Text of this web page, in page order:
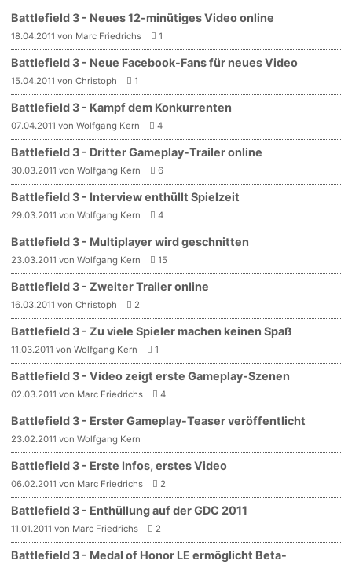
Battlefield 3 - Neues 12-minütiges Video online
18.04.2011 von Marc Friedrichs 1
Battlefield 3 - Neue Facebook-Fans für neues Video
15.04.2011 von Christoph 1
Battlefield 3 - Kampf dem Konkurrenten
07.04.2011 von Wolfgang Kern 4
Battlefield 3 - Dritter Gameplay-Trailer online
30.03.2011 von Wolfgang Kern 6
Battlefield 3 - Interview enthüllt Spielzeit
29.03.2011 von Wolfgang Kern 4
Battlefield 3 - Multiplayer wird geschnitten
23.03.2011 von Wolfgang Kern 15
Battlefield 3 - Zweiter Trailer online
16.03.2011 von Christoph 2
Battlefield 3 - Zu viele Spieler machen keinen Spaß
11.03.2011 von Wolfgang Kern 1
Battlefield 3 - Video zeigt erste Gameplay-Szenen
02.03.2011 von Marc Friedrichs 4
Battlefield 3 - Erster Gameplay-Teaser veröffentlicht
23.02.2011 von Wolfgang Kern
Battlefield 3 - Erste Infos, erstes Video
06.02.2011 von Marc Friedrichs 2
Battlefield 3 - Enthüllung auf der GDC 2011
11.01.2011 von Marc Friedrichs 2
Battlefield 3 - Medal of Honor LE ermöglicht Beta-